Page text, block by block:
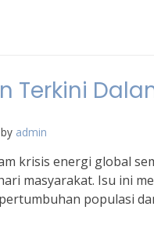
Terkini
by admin
krisis energi global
masyarakat. Isu ini
populasi